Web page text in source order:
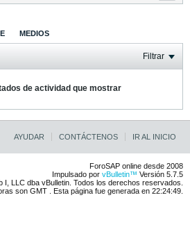
MEDIOS
Filtrar
de actividad que mostrar
AYUDAR CONTÁCTENOS IR AL INICIO
ForoSAP online desde 2008
Impulsado por vBulletin™ Versión 5.7.5
I, LLC dba vBulletin. Todos los derechos reservados.
son GMT . Esta página fue generada en 22:24:49.